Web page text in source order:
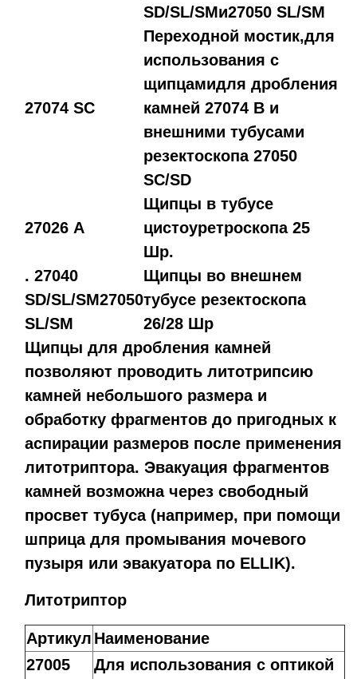
SD/SL/SMи27050 SL/SM
27074 SC
Переходной мостик,для
использования с
щипцамидля дробления
камней 27074 B и
внешними тубусами
резектоскопа 27050
SC/SD
27026 А
Щипцы в тубусе
цистоуретроскопа 25
Шр.
. 27040
SD/SL/SM27050
SL/SM
Щипцы во внешнем
тубусе резектоскопа
26/28 Шр
Щипцы для дробления камней
позволяют проводить литотрипсию
камней небольшого размера и
обработку фрагментов до пригодных к
аспирации размеров после применения
литотриптора. Эвакуация фрагментов
камней возможна через свободный
просвет тубуса (например, при помощи
шприца для промывания мочевого
пузыря или эвакуатора по ELLIK).
Литотриптор
Артикул Наименование
27005
Для использования с оптикой